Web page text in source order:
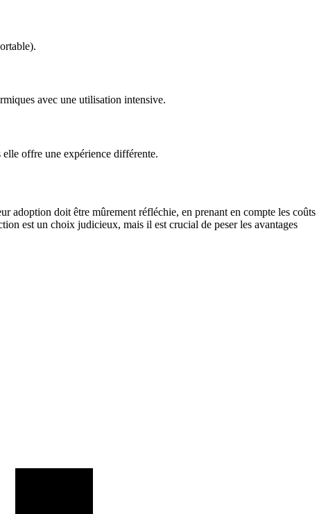
avec une utilisation intensive.
offre une expérience différente.
adoption doit être mûrement réfléchie, en prenant en compte les coûts
est un choix judicieux, mais il est crucial de peser les avantages